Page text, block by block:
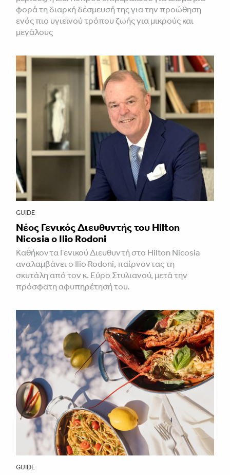
φορά τη διαρκή δέσμευσή της για την προώθηση
ενός πιο υγιεινού τρόπου ζωής για μικρούς και
μεγάλους
GUIDE
Νέος Γενικός Διευθυντής του Hilton
Nicosia ο Ilio Rodoni
Καθήκοντα Γενικού Διευθυντή στο Hilton Nicosia
αναλαμβάνει ο Ilio Rodoni, παίρνοντας τη
σκυτάλη από τον κ. Εύρο Στυλιανού, μετά την
πρόσφατη αφυπηρέτησή του.
GUIDE